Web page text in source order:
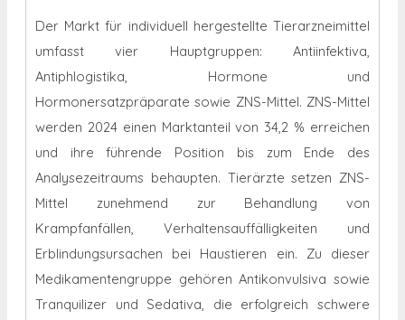
Der Markt für individuell hergestellte Tierarzneimittel
umfasst vier Hauptgruppen: Antiinfektiva,
Antiphlogistika, Hormone und
Hormonersatzpräparate sowie ZNS-Mittel. ZNS-Mittel
werden 2024 einen Marktanteil von 34,2 % erreichen
und ihre führende Position bis zum Ende des
Analysezeitraums behaupten. Tierärzte setzen ZNS-
Mittel zunehmend zur Behandlung von
Krampfanfällen, Verhaltensauffälligkeiten und
Erblindungsursachen bei Haustieren ein. Zu dieser
Medikamentengruppe gehören Antikonvulsiva sowie
Tranquilizer und Sedativa, die erfolgreich schwere